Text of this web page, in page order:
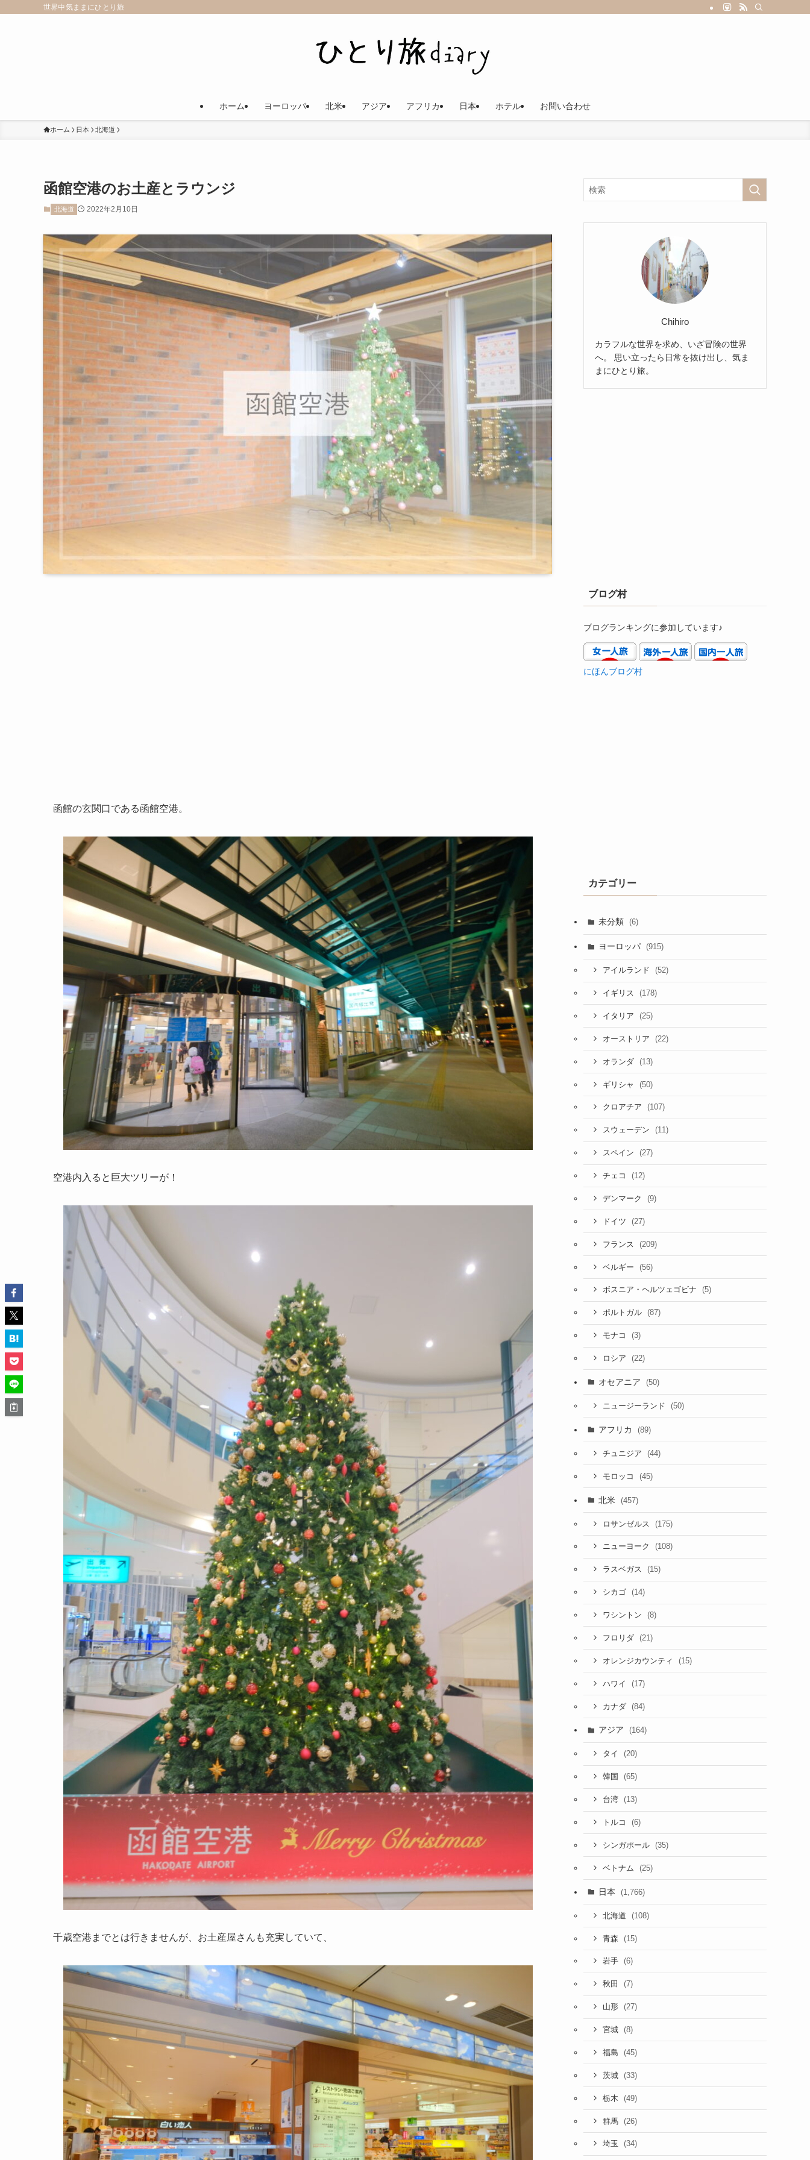
世界中気ままにひとり旅
ホーム ヨーロッパ 北米 アジア アフリカ 日本 ホテル お問い合わせ
ホーム 日本 北海道
函館空港のお土産とラウンジ
北海道 2022年2月10日
函館の玄関口である函館空港。
空港内入ると巨大ツリーが！
千歳空港までとは行きませんが、お土産屋さんも充実していて、
Chihiro
カラフルな世界を求め、いざ冒険の世界
へ。 思い立ったら日常を抜け出し、気ま
まにひとり旅。
ブログ村
ブログランキングに参加しています♪
にほんブログ村
カテゴリー
未分類 (6)
ヨーロッパ (915)
アイルランド (52)
イギリス (178)
イタリア (25)
オーストリア (22)
オランダ (13)
ギリシャ (50)
クロアチア (107)
スウェーデン (11)
スペイン (27)
チェコ (12)
デンマーク (9)
ドイツ (27)
フランス (209)
ベルギー (56)
ボスニア・ヘルツェゴビナ (5)
ポルトガル (87)
モナコ (3)
ロシア (22)
オセアニア (50)
ニュージーランド (50)
アフリカ (89)
チュニジア (44)
モロッコ (45)
北米 (457)
ロサンゼルス (175)
ニューヨーク (108)
ラスベガス (15)
シカゴ (14)
ワシントン (8)
フロリダ (21)
オレンジカウンティ (15)
ハワイ (17)
カナダ (84)
アジア (164)
タイ (20)
韓国 (65)
台湾 (13)
トルコ (6)
シンガポール (35)
ベトナム (25)
日本 (1,766)
北海道 (108)
青森 (15)
岩手 (6)
秋田 (7)
山形 (27)
宮城 (8)
福島 (45)
茨城 (33)
栃木 (49)
群馬 (26)
埼玉 (34)